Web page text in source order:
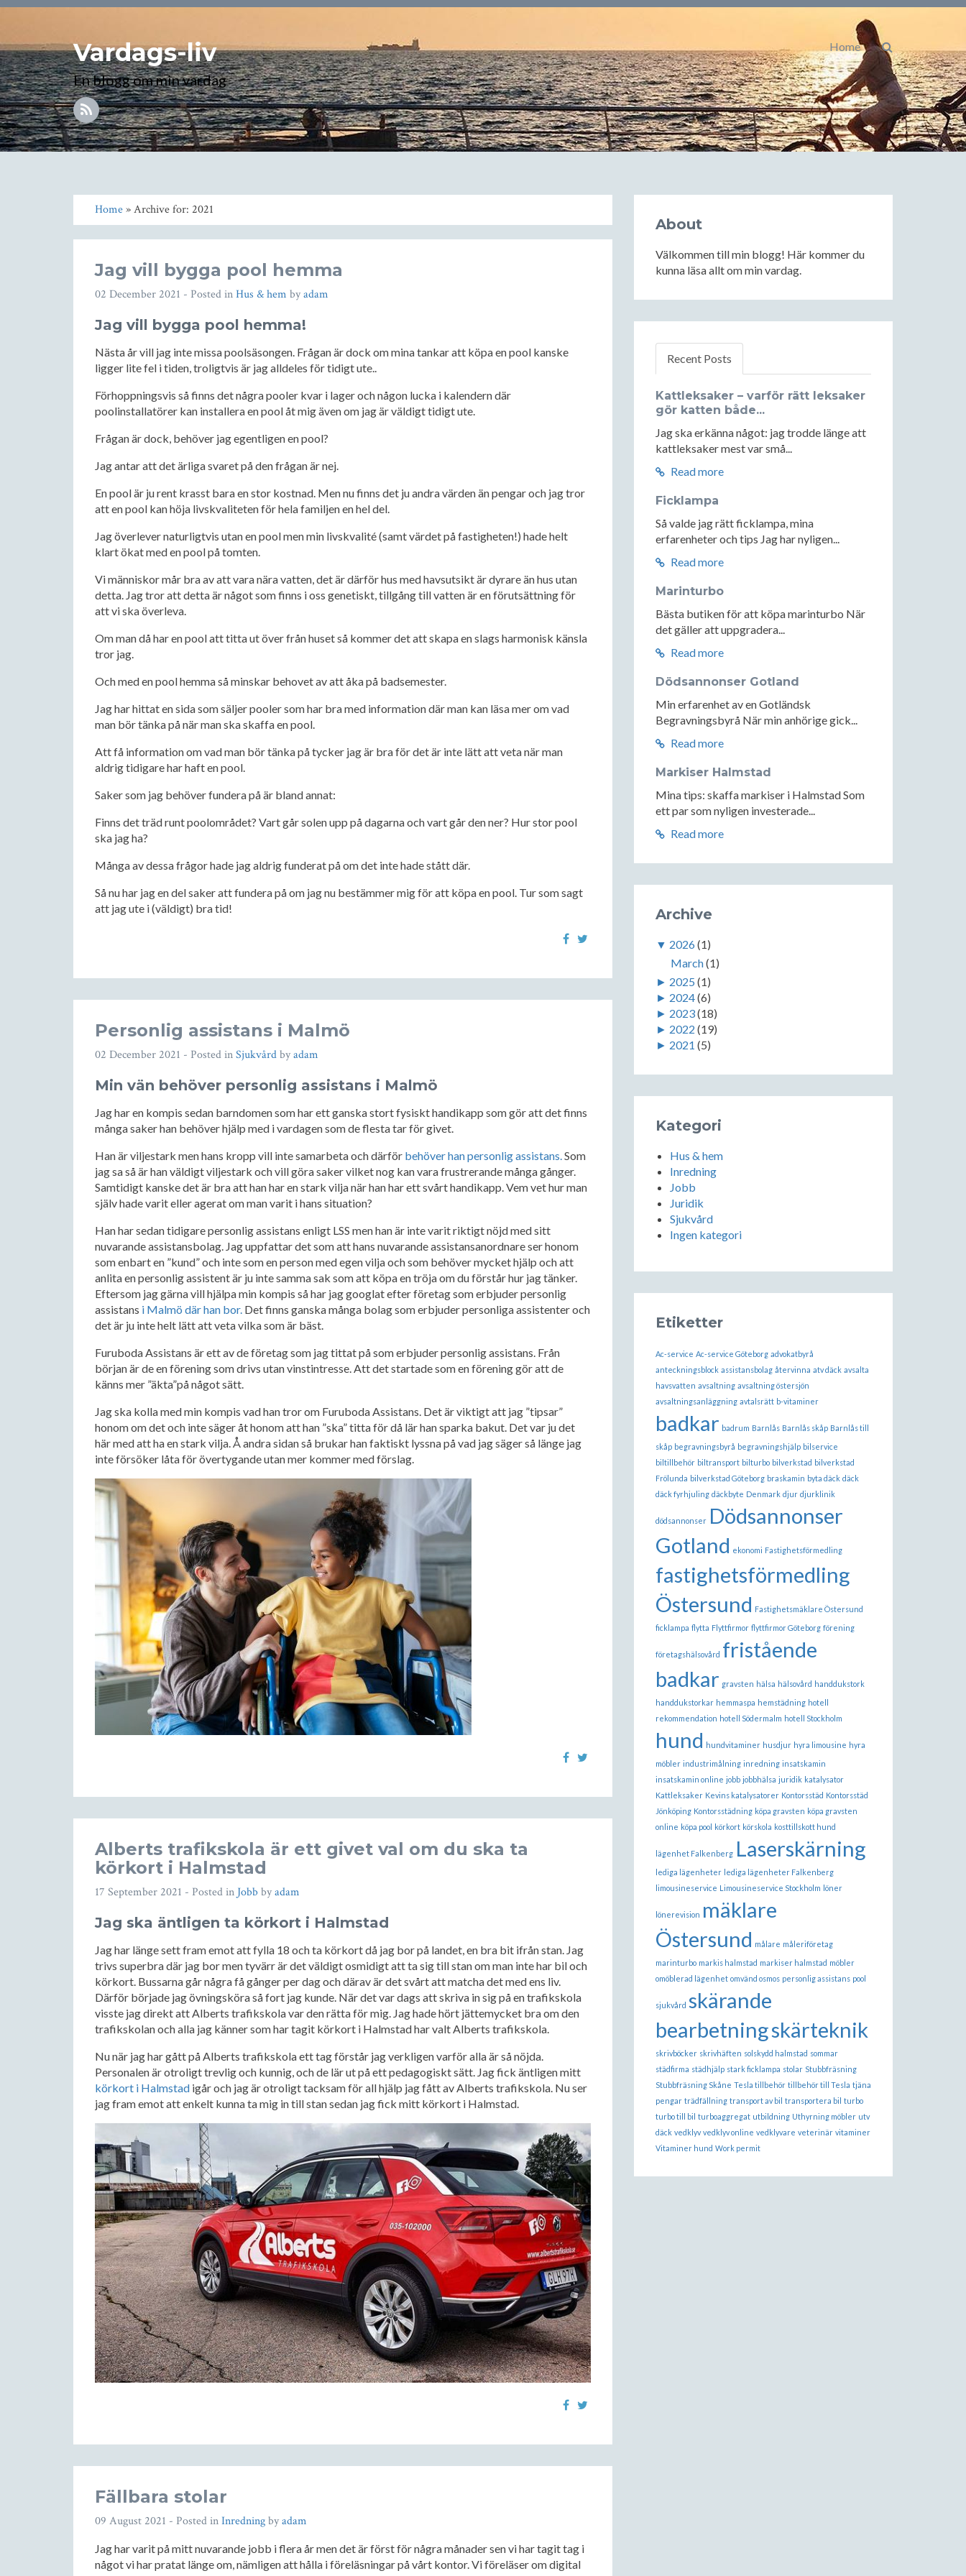
Vardags-liv
En blogg om min vardag
Home
Home» Archive for: 2021
Jag vill bygga pool hemma
02 December 2021 - Posted inHus & hem byadam
Jag vill bygga pool hemma!
Nästa år vill jag inte missa poolsäsongen. Frågan är dock om mina tankar att köpa en pool kanske
ligger lite fel i tiden, troligtvis är jag alldeles för tidigt ute..
Förhoppningsvis så finns det några pooler kvar i lager och någon lucka i kalendern där
poolinstallatörer kan installera en pool åt mig även om jag är väldigt tidigt ute.
Frågan är dock, behöver jag egentligen en pool?
Jag antar att det ärliga svaret på den frågan är nej.
En pool är ju rent krasst bara en stor kostnad. Men nu finns det ju andra värden än pengar och jag tror
att en pool kan höja livskvaliteten för hela familjen en hel del.
Jag överlever naturligtvis utan en pool men min livskvalité (samt värdet på fastigheten!) hade helt
klart ökat med en pool på tomten.
Vi människor mår bra av att vara nära vatten, det är därför hus med havsutsikt är dyrare än hus utan
detta. Jag tror att detta är något som finns i oss genetiskt, tillgång till vatten är en förutsättning för
att vi ska överleva.
Om man då har en pool att titta ut över från huset så kommer det att skapa en slags harmonisk känsla
tror jag.
Och med en pool hemma så minskar behovet av att åka på badsemester.
Jag har hittat en sida som säljer pooler som har bra med information där man kan läsa mer om vad
man bör tänka på när man ska skaffa en pool.
Att få information om vad man bör tänka på tycker jag är bra för det är inte lätt att veta när man
aldrig tidigare har haft en pool.
Saker som jag behöver fundera på är bland annat:
Finns det träd runt poolområdet? Vart går solen upp på dagarna och vart går den ner? Hur stor pool
ska jag ha?
Många av dessa frågor hade jag aldrig funderat på om det inte hade stått där.
Så nu har jag en del saker att fundera på om jag nu bestämmer mig för att köpa en pool. Tur som sagt
att jag ute i (väldigt) bra tid!
Personlig assistans i Malmö
02 December 2021 - Posted inSjukvårdbyadam
Min vän behöver personlig assistans i Malmö
Jag har en kompis sedan barndomen som har ett ganska stort fysiskt handikapp som gör att det finns
många saker han behöver hjälp med i vardagen som de flesta tar för givet.
Han är viljestark men hans kropp vill inte samarbeta och därför behöver han personlig assistans.Som
jag sa så är han väldigt viljestark och vill göra saker vilket nog kan vara frustrerande många gånger.
Samtidigt kanske det är bra att han har en stark vilja när han har ett svårt handikapp. Vem vet hur man
själv hade varit eller agerat om man varit i hans situation?
Han har sedan tidigare personlig assistans enligt LSS men han är inte varit riktigt nöjd med sitt
nuvarande assistansbolag. Jag uppfattar det som att hans nuvarande assistansanordnare ser honom
som enbart en ”kund” och inte som en person med egen vilja och som behöver mycket hjälp och att
anlita en personlig assistent är ju inte samma sak som att köpa en tröja om du förstår hur jag tänker.
Eftersom jag gärna vill hjälpa min kompis så har jag googlat efter företag som erbjuder personlig
assistans i Malmö där han bor. Det finns ganska många bolag som erbjuder personliga assistenter och
det är ju inte helt lätt att veta vilka som är bäst.
Furuboda Assistans är ett av de företag som jag tittat på som erbjuder personlig assistans. Från
början är de en förening som drivs utan vinstintresse. Att det startade som en förening gör att de
känns mer ”äkta”på något sätt.
Jag ska kolla med min kompis vad han tror om Furuboda Assistans. Det är viktigt att jag ”tipsar”
honom om det och inte säger åt honom att han ”ska” titta för då lär han sparka bakut. Det var ju det
här med att ha en stark vilja. Å andra sidan så brukar han faktiskt lyssna på vad jag säger så länge jag
inte försöker låta för övertygande utan mer kommer med förslag.
Alberts trafikskola är ett givet val om du ska ta
körkort i Halmstad
17 September 2021 - Posted in Jobbbyadam
Jag ska äntligen ta körkort i Halmstad
Jag har länge sett fram emot att fylla 18 och ta körkort då jag bor på landet, en bra bit ifrån stan. Jag
trivs superbra där jag bor men tyvärr är det väldigt osmidigt att ta sig till stan om man inte har bil och
körkort. Bussarna går några få gånger per dag och därav är det svårt att matcha det med ens liv.
Därför började jag övningsköra så fort jag kunde. När det var dags att skriva in sig på en trafikskola
visste jag direkt att Alberts trafikskola var den rätta för mig. Jag hade hört jättemycket bra om den
trafikskolan och alla jag känner som har tagit körkort i Halmstad har valt Alberts trafikskola.
Nu när jag har gått på Alberts trafikskola ett tag förstår jag verkligen varför alla är så nöjda.
Personalen är otroligt trevlig och kunnig, och de lär ut på ett pedagogiskt sätt. Jag fick äntligen mitt
körkort i Halmstad igår och jag är otroligt tacksam för all hjälp jag fått av Alberts trafikskola. Nu ser
jag fram emot att enkelt kunna ta mig in till stan sedan jag fick mitt körkort i Halmstad.
Fällbara stolar
09 August 2021 - Posted inInredningbyadam
Jag har varit på mitt nuvarande jobb i flera år men det är först för några månader sen vi har tagit tag i
något vi har pratat länge om, nämligen att hålla i föreläsningar på vårt kontor. Vi föreläser om digital
About
Välkommen till min blogg! Här kommer du
kunna läsa allt om min vardag.
Recent Posts
Kattleksaker – varför rätt leksaker
gör katten både...
Jag ska erkänna något: jag trodde länge att
kattleksaker mest var små...
Read more
Ficklampa
Så valde jag rätt ficklampa, mina
erfarenheter och tips Jag har nyligen...
Read more
Marinturbo
Bästa butiken för att köpa marinturbo När
det gäller att uppgradera...
Read more
Dödsannonser Gotland
Min erfarenhet av en Gotländsk
Begravningsbyrå När min anhörige gick...
Read more
Markiser Halmstad
Mina tips: skaffa markiser i Halmstad Som
ett par som nyligen investerade...
Read more
Archive
▼ 2026(1)
March(1)
► 2025 (1)
► 2024(6)
► 2023(18)
► 2022 (19)
► 2021 (5)
Kategori
Hus & hem
Inredning
Jobb
Juridik
Sjukvård
Ingen kategori
Etiketter
Ac-service Ac-service Göteborg advokatbyrå
anteckningsblock assistansbolag återvinna atv däck avsalta
havsvatten avsaltning avsaltning östersjön
avsaltningsanläggning avtalsrätt b-vitaminer
badkar badrum Barnlås Barnlås skåp Barnlås till
skåp begravningsbyrå begravningshjälp bilservice
biltillbehör biltransport bilturbo bilverkstad bilverkstad
Frölunda bilverkstad Göteborg braskamin byta däck däck
däck fyrhjuling däckbyte Denmark djur djurklinik
dödsannonser Dödsannonser
Gotland ekonomi Fastighetsförmedling
fastighetsförmedling
Östersund Fastighetsmäklare Östersund
ficklampa flytta Flyttfirmor flyttfirmor Göteborg förening
företagshälsovård fristående
badkar gravsten hälsa hälsovård handdukstork
handdukstorkar hemmaspa hemstädning hotell
rekommendation hotell Södermalm hotell Stockholm
hund hundvitaminer husdjur hyra limousine hyra
möbler industrimålning inredning insatskamin
insatskamin online jobb jobbhälsa juridik katalysator
Kattleksaker Kevins katalysatorer Kontorsstäd Kontorsstäd
Jönköping Kontorsstädning köpa gravsten köpa gravsten
online köpa pool körkort körskola kosttillskott hund
lägenhet Falkenberg Laserskärning
lediga lägenheter lediga lägenheter Falkenberg
limousineservice Limousineservice Stockholm löner
lönerevision mäklare
Östersund målare måleriföretag
marinturbo markis halmstad markiser halmstad möbler
omöblerad lägenhet omvänd osmos personlig assistans pool
sjukvård skärande
bearbetningskärteknik
skrivböcker skrivhäften solskydd halmstad sommar
städfirma städhjälp stark ficklampa stolar Stubbfräsning
Stubbfräsning Skåne Tesla tillbehör tillbehör till Tesla tjäna
pengar trädfällning transport av bil transportera bil turbo
turbo till bil turboaggregat utbildning Uthyrning möbler utv
däck vedklyv vedklyv online vedklyvare veterinär vitaminer
Vitaminer hund Work permit